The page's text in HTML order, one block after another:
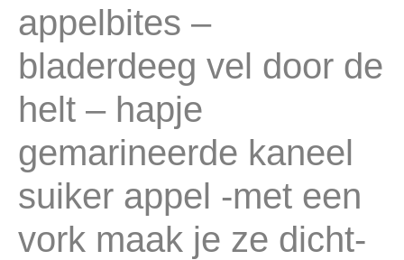
appelbites –
bladerdeeg vel door de
helt – hapje
gemarineerde kaneel
suiker appel -met een
vork maak je ze dicht-